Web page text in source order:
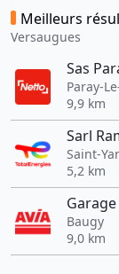
Meilleurs
Versaugues
Sas
Paray-
9,9 km
Sarl
Saint-
5,2 km
Baugy
9,0 km